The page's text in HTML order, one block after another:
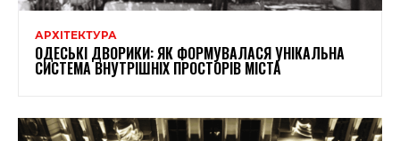
АРХІТЕКТУРА
ОДЕСЬКІ ДВОРИКИ: ЯК ФОРМУВАЛАСЯ УНІКАЛЬНА
СИСТЕМА ВНУТРІШНІХ ПРОСТОРІВ МІСТА